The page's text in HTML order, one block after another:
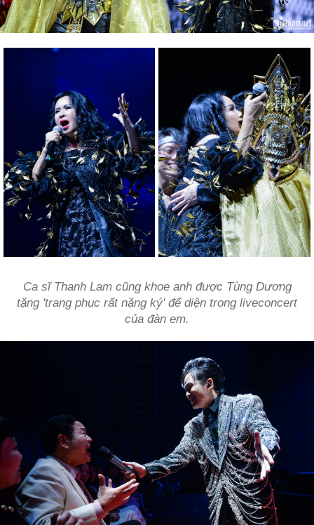
Ca sĩ Thanh Lam cũng khoe anh được Tùng Dương
tặng 'trang phục rất nặng ký' để diện trong liveconcert
của đàn em.